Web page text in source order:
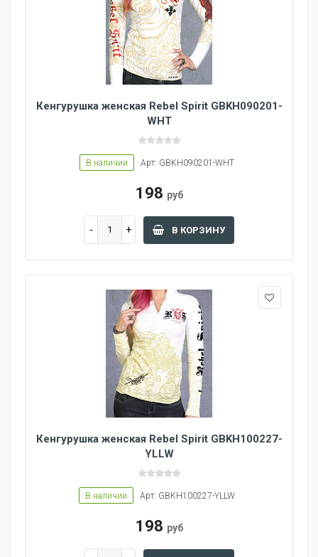
Кенгурушка женская Rebel Spirit GBKH090201-
WHT
В наличии Арт: GBKH090201-WHT
198 руб
В КОРЗИНУ
Кенгурушка женская Rebel Spirit GBKH100227-
YLLW
В наличии Арт: GBKH100227-YLLW
198 руб